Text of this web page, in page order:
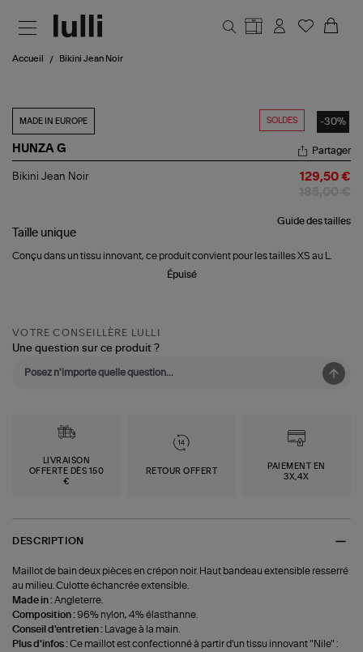
Accueil Bikini Jean Noir
SOLDES -30%
MADE IN EUROPE
HUNZA G
Bikini
Partager
Bikini Jean Noir 129,50 €
Guide des tailles
Taille unique
Conçu dans un tissu innovant, ce produit convient pour les tailles XS au L.
Épuisé
VOTRE CONSEILLÈRE LULLI
Une question sur ce produit ?
LIVRAISON
OFFERTE DÈS 150
€
RETOUR OFFERT
PAIEMENT EN
3X,4X
DESCRIPTION
Maillot de bain deux pièces en crépon noir. Haut bandeau extensible resserré
au milieu. Culotte échancrée extensible.
Made in :Angleterre.
Composition : 96% nylon, 4% élasthanne.
Conseil d'entretien :
Lavage à la main.
Plus d'infos :Ce maillot est confectionné à partir d'un tissu innovant "Nile" :